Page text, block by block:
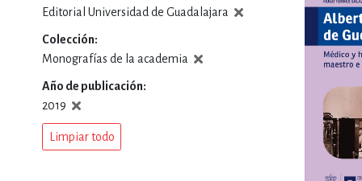
DEPORTES Y
ESTILOS DE
Editorial Universidad de Guadalajara
Colección
Monografías de la academia
Año de publicación
2019
Limpiar todo